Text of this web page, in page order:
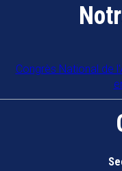
Congrès National de